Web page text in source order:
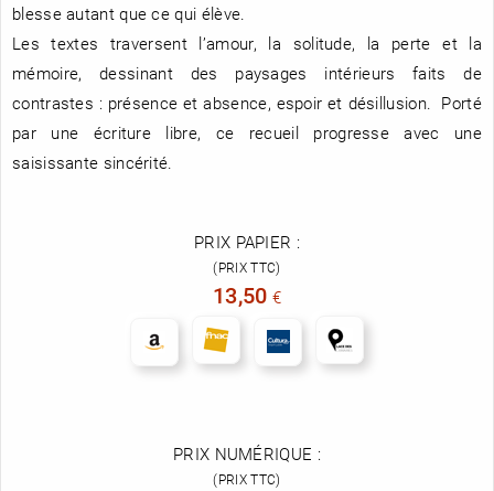
blesse autant que ce qui élève.
Les textes traversent l’amour, la solitude, la perte et la
mémoire, dessinant des paysages intérieurs faits de
contrastes : présence et absence, espoir et désillusion. Porté
par une écriture libre, ce recueil progresse avec une
saisissante sincérité.
PRIX PAPIER :
(PRIX TTC)
13,50 €
PRIX NUMÉRIQUE :
(PRIX TTC)